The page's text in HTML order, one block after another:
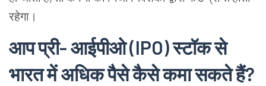
रहेगा।
आप प्री- आईपीओ (IPO) स्टॉक से
भारत में अधिक पैसे कैसे कमा सकते हैं?